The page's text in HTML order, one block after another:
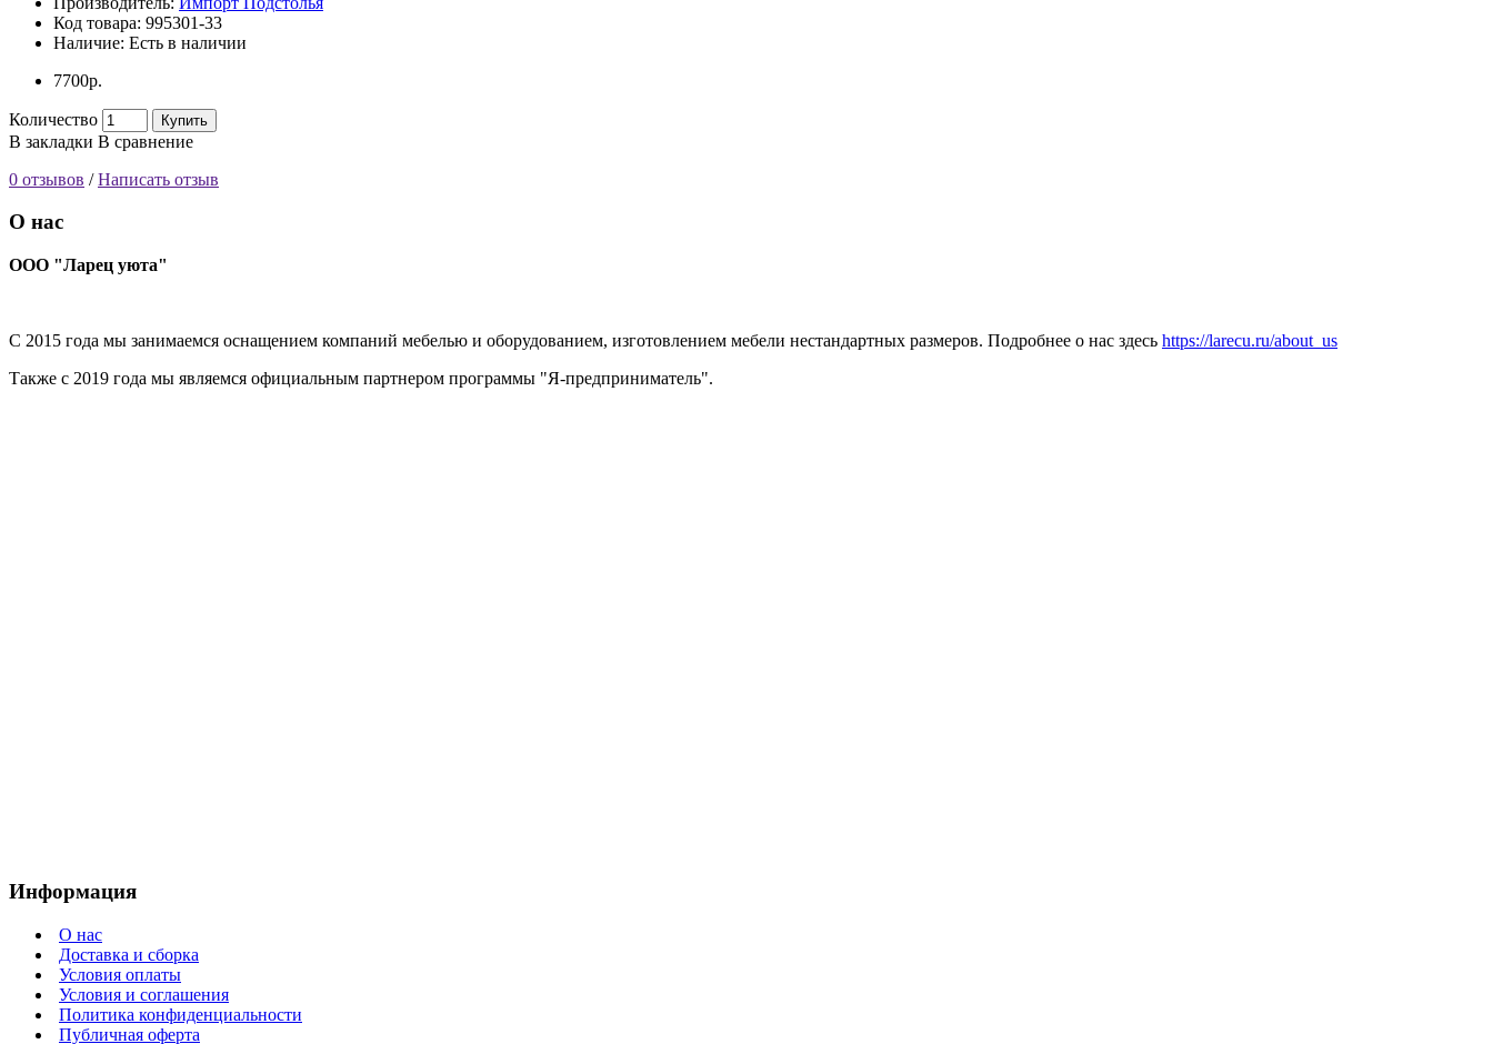
Код товара: 995301-33
Наличие: Есть в наличии
7700р.
Количество Купить
В закладки В сравнение
0 отзывов /Написать отзыв
О нас
ООО "Ларец уюта"
С 2015 года мы занимаемся оснащением компаний мебелью и оборудованием, изготовлением мебели нестандартных размеров. Подробнее о нас здесь https://larecu.ru/about_us
Также с 2019 года мы являемся официальным партнером программы "Я-предприниматель".
Информация
О нас
Доставка и сборка
Условия оплаты
Условия и соглашения
Политика конфиденциальности
Публичная оферта